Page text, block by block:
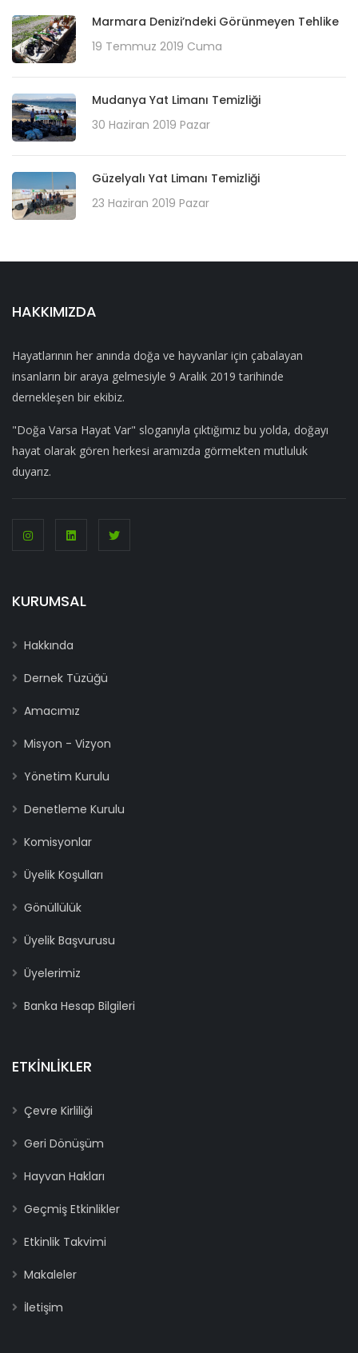
Marmara Denizi’ndeki Görünmeyen Tehlike
19 Temmuz 2019 Cuma
Mudanya Yat Limanı Temizliği
30 Haziran 2019 Pazar
Güzelyalı Yat Limanı Temizliği
23 Haziran 2019 Pazar
HAKKIMIZDA
Hayatlarının her anında doğa ve hayvanlar için çabalayan
insanların bir araya gelmesiyle 9 Aralık 2019 tarihinde
dernekleşen bir ekibiz.
"Doğa Varsa Hayat Var" sloganıyla çıktığımız bu yolda, doğayı
hayat olarak gören herkesi aramızda görmekten mutluluk
duyarız.
KURUMSAL
Hakkında
Dernek Tüzüğü
Amacımız
Misyon - Vizyon
Yönetim Kurulu
Denetleme Kurulu
Komisyonlar
Üyelik Koşulları
Gönüllülük
Üyelik Başvurusu
Üyelerimiz
Banka Hesap Bilgileri
ETKINLIKLER
Çevre Kirliliği
Geri Dönüşüm
Hayvan Hakları
Geçmiş Etkinlikler
Etkinlik Takvimi
Makaleler
İletişim